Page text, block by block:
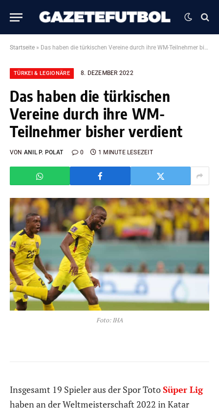
Startseite » Das haben die türkischen Vereine durch ihre WM-Teilnehmer bisher verdient
TÜRKEI & LEGIONÄRE 8. DEZEMBER 2022
Das haben die türkischen
Vereine durch ihre WM-
Teilnehmer bisher verdient
VON ANIL P. POLAT 0 1 MINUTE LESEZEIT
Foto: IHA
Insgesamt 19 Spieler aus der Spor TotoSüper Lig
haben an der Weltmeisterschaft 2022 in Katar